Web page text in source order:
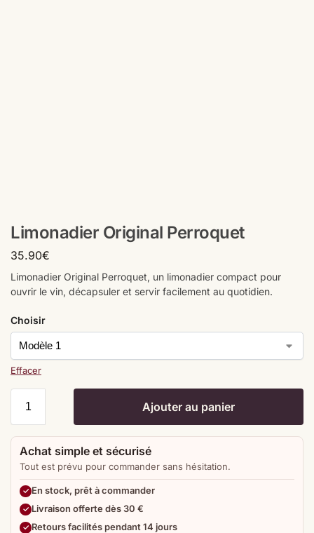
Limonadier Original Perroquet
35.90€
Limonadier Original Perroquet, un limonadier compact pour
ouvrir le vin, décapsuler et servir facilement au quotidien.
Choisir
Effacer
Ajouter au panier
Achat simple et sécurisé
Tout est prévu pour commander sans hésitation.
En stock, prêt à commander
Livraison offerte dès 30 €
Retours facilités pendant 14 jours